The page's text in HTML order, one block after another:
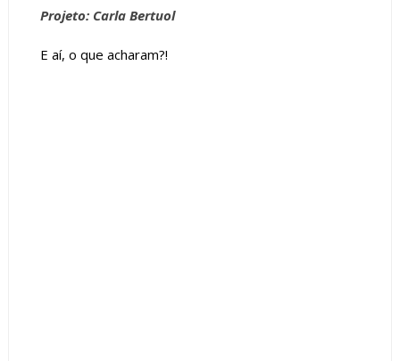
Projeto: Carla Bertuol
E aí, o que acharam?!